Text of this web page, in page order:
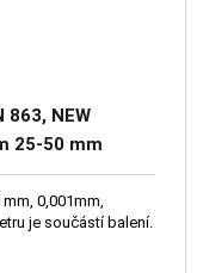
NEW
25-50 mm
0,001mm,
je součástí balení.